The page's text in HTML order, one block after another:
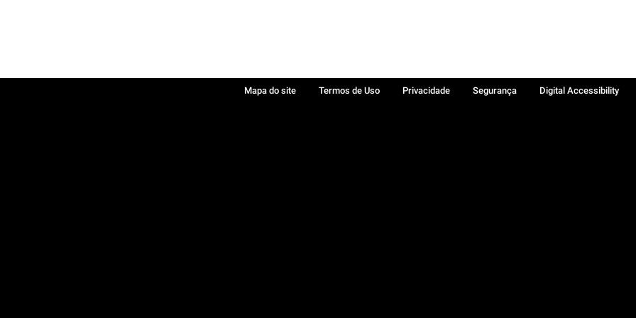
Mapa do site Termos de Uso Privacidade Segurança Digital Accessibility